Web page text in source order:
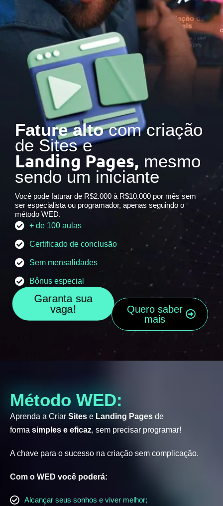
Fature altocom criação
de Sites e
Landing Pages, mesmo
sendo um iniciante
Você pode faturar de R$2.000 à R$10.000 por mês sem
ser especialista ou programador, apenas seguindo o
método WED.
+ de 100 aulas
Certificado de conclusão
Sem mensalidades
Bônus especial
Garanta sua
vaga!
Quero saber
mais
Método WED:
Aprenda a Criar Sites e Landing Pages de
forma simples e eficaz, sem precisar programar!
A chave para o sucesso na criação sem complicação.
Com o WED você poderá:
Alcançar seus sonhos e viver melhor;